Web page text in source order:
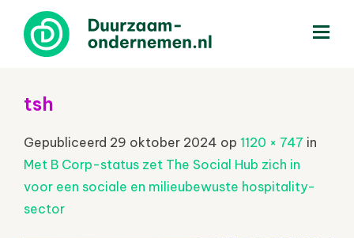
tsh
Gepubliceerd 29 oktober 2024 op 1120 × 747 in
Met B Corp-status zet The Social Hub zich in
voor een sociale en milieubewuste hospitality-
sector